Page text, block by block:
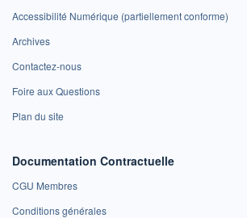
Accessibilité Numérique (partiellement conforme)
Archives
Contactez-nous
Foire aux Questions
Plan du site
Documentation Contractuelle
CGU Membres
Conditions générales